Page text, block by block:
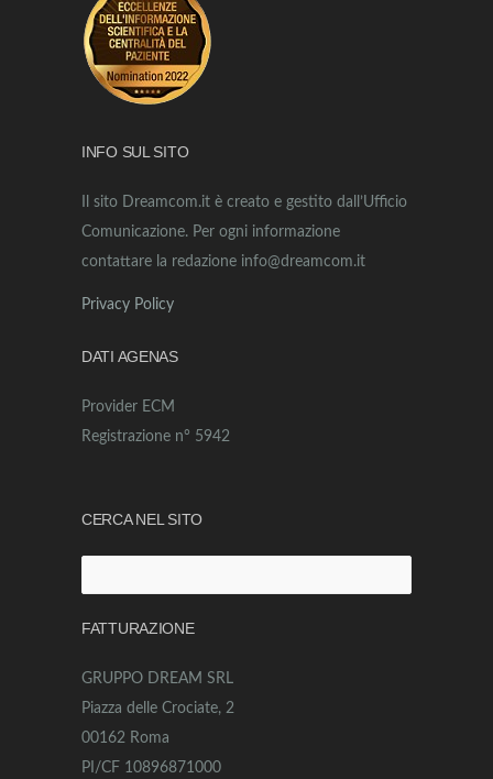
INFO SUL SITO
Il sito Dreamcom.it è creato e gestito dall’Ufficio
Comunicazione. Per ogni informazione
contattare la redazione info@dreamcom.it
Privacy Policy
DATI AGENAS
Provider ECM
Registrazione n° 5942
CERCA NEL SITO
per:
FATTURAZIONE
GRUPPO DREAM SRL
Piazza delle Crociate, 2
00162 Roma
PI/CF 10896871000